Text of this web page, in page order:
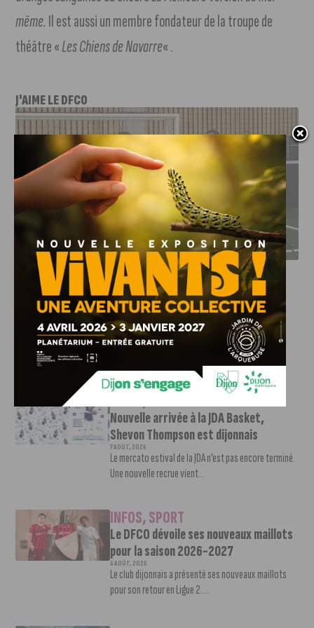
même.Il est aussi un membre fondateur de la troupe de
théâtre «Les Chiens de Navarre« .
J'AIME LE DFCO
DFCO : RENCONTRE AVEC PIERRE-HENRI DEBALLON,
L’ARTISAN DE LA MONTÉE EN LIGUE 2
INFOS, SPORT
DFCO : Rencontre avec Pierre-Henri
Deballon, l’artisan de la montée en
Ligue 2
7 AOÛT, 2026
Le DFCO est de retour en Ligue 2 après trois ans
INFOS,SPORT
Nouvelle arrivée à la JDA Basket,
Shevon Thompson est dijonnais
7 AOÛT, 2026
Le mercato estival de la JDA n’est pas encore terminé.
Une nouvelle recrue vient...
INFOS,SPORT
Le DFCO dévoile ses nouveaux maillots
pour la saison 2026-2027
6 AOÛT, 2026
Le club dijonnais a présenté ses nouveaux maillots
pour son retour en Ligue 2....